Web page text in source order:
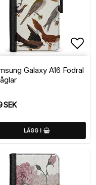
i favoritlistan
Galaxy A16 Fodral
SEK
LÄGG I